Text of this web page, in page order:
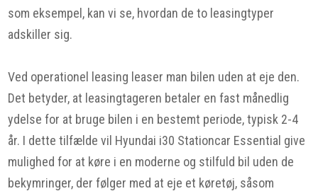
som eksempel, kan vi se, hvordan de to leasingtyper
adskiller sig.
Ved operationel leasing leaser man bilen uden at eje den.
Det betyder, at leasingtageren betaler en fast månedlig
ydelse for at bruge bilen i en bestemt periode, typisk 2-4
år. I dette tilfælde vil Hyundai i30 Stationcar Essential give
mulighed for at køre i en moderne og stilfuld bil uden de
bekymringer, der følger med at eje et køretøj, såsom